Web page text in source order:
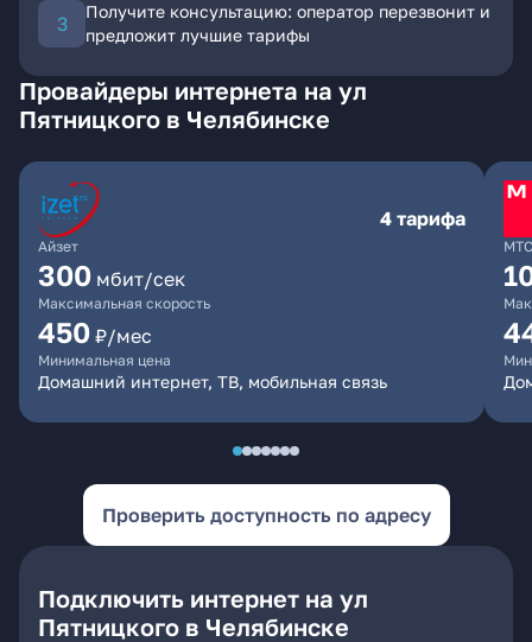
Получите консультацию: оператор перезвонит и
предложит лучшие тарифы
Провайдеры интернета на ул
Пятницкого в Челябинске
Айзет
4 тарифа
300 мбит/сек
Максимальная скорость
450 ₽/мес
Минимальная цена
Домашний интернет, ТВ, мобильная связь
МТС
Проверить доступность по адресу
Подключить интернет на ул
Пятницкого в Челябинске